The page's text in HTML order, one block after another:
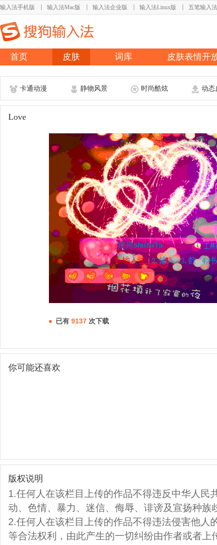
输入法手机版 输入法Mac版 输入法企业版 输入法Linux版 五笔输入法
首页 皮肤 词库 皮肤表情开
卡通动漫 静物风景 时尚酷炫 动态
Love
已有 9137 次下载
你可能还喜欢
版权说明
1.任何人在该栏目上传的作品不得违反中华人民
动、色情、暴力、迷信、侮辱、诽谤及宣扬种族
2.任何人在该栏目上传的作品不得违法侵害他人
等合法权利，由此产生的一切纠纷由作者或者上